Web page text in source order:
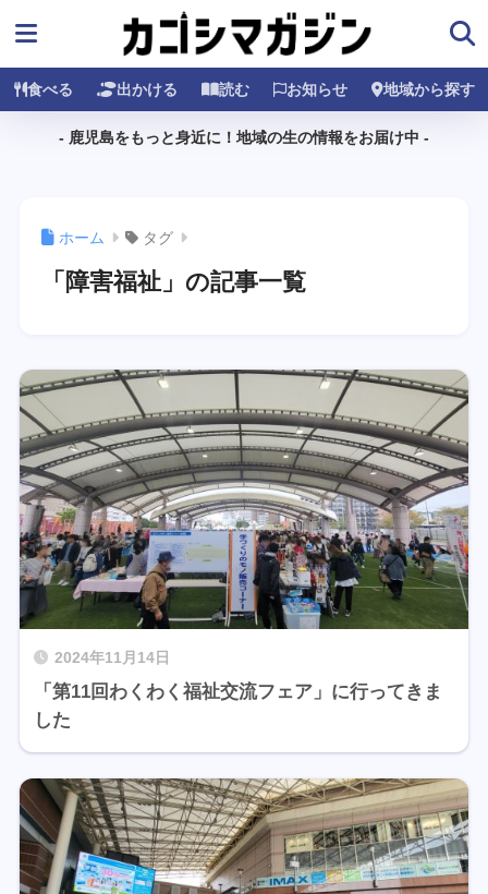
食べる 出かける 読む お知らせ 地域から探す
- 鹿児島をもっと身近に！地域の生の情報をお届け中 -
ホーム タグ
「障害福祉」の記事一覧
2024年11月14日
「第11回わくわく福祉交流フェア」に行ってきま
した